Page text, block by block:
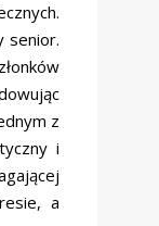
senior.
z
i
a